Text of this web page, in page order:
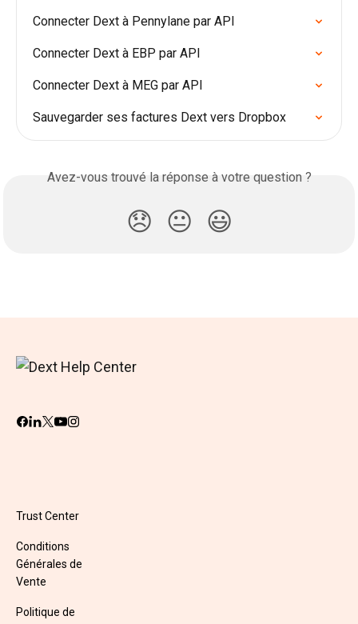
Connecter Dext à Pennylane par API
Connecter Dext à EBP par API
Connecter Dext à MEG par API
Sauvegarder ses factures Dext vers Dropbox
Avez-vous trouvé la réponse à votre question ?
😞 😐 😃
Trust Center
Conditions
Générales de
Vente
Politique de